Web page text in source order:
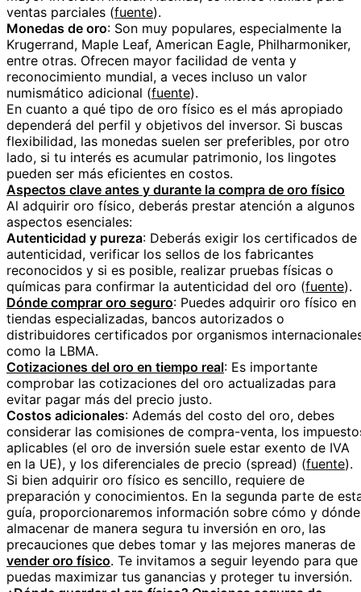
ventas parciales (fuente).
Monedas de oro: Son muy populares, especialmente la
Krugerrand, Maple Leaf, American Eagle, Philharmoniker,
entre otras. Ofrecen mayor facilidad de venta y
reconocimiento mundial, a veces incluso un valor
numismático adicional (fuente).
En cuanto a qué tipo de oro físico es el más apropiado
dependerá del perfil y objetivos del inversor. Si buscas
flexibilidad, las monedas suelen ser preferibles, por otro
lado, si tu interés es acumular patrimonio, los lingotes
pueden ser más eficientes en costos.
Aspectos clave antes y durante la compra de oro físico
Al adquirir oro físico, deberás prestar atención a algunos
aspectos esenciales:
Autenticidad y pureza: Deberás exigir los certificados de
autenticidad, verificar los sellos de los fabricantes
reconocidos y si es posible, realizar pruebas físicas o
químicas para confirmar la autenticidad del oro (fuente).
Dónde comprar oro seguro: Puedes adquirir oro físico en
tiendas especializadas, bancos autorizados o
distribuidores certificados por organismos
como la LBMA.
Cotizaciones del oro en tiempo real: Es importante
comprobar las cotizaciones del oro actualizadas para
evitar pagar más del precio justo.
Costos adicionales: Además del costo del oro, debes
considerar las comisiones de compra-venta, los
aplicables (el oro de inversión suele estar exento de IVA
en la UE), y los diferenciales de precio (spread) (fuente).
Si bien adquirir oro físico es sencillo, requiere de
preparación y conocimientos. En la segunda parte de
guía, proporcionaremos información sobre cómo y dónde
almacenar de manera segura tu inversión en oro, las
precauciones que debes tomar y las mejores maneras de
vender oro físico. Te invitamos a seguir leyendo para que
puedas maximizar tus ganancias y proteger tu inversión.